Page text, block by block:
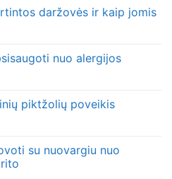
daržovės ir kaip jomis
nuo alergijos
piktžolių poveikis
su nuovargiu nuo